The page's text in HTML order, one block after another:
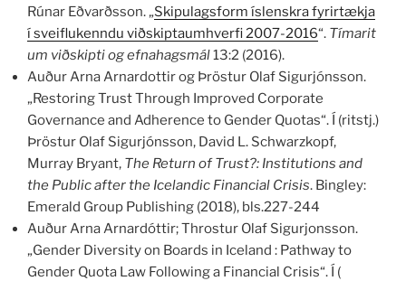
Rúnar Eðvarðsson. „Skipulagsform íslenskra fyrirtækja
í sveiflukenndu viðskiptaumhverfi 2007-2016“. Tímarit
um viðskipti og efnahagsmál13:2 (2016).
Auður Arna Arnardottir og Þröstur Olaf Sigurjónsson.
„Restoring Trust Through Improved Corporate
Governance and Adherence to Gender Quotas“. Í (ritstj.)
Þröstur Olaf Sigurjónsson, David L. Schwarzkopf,
Murray Bryant, The Return of Trust?: Institutions and
the Public after the Icelandic Financial Crisis. Bingley:
Emerald Group Publishing (2018), bls.227-244
Auður Arna Arnardóttir; Throstur Olaf Sigurjonsson.
„Gender Diversity on Boards in Iceland : Pathway to
Gender Quota Law Following a Financial Crisis“. Í (